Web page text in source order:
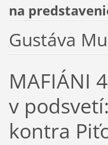
na
Gustáva
MAFIÁNI
v
kontra